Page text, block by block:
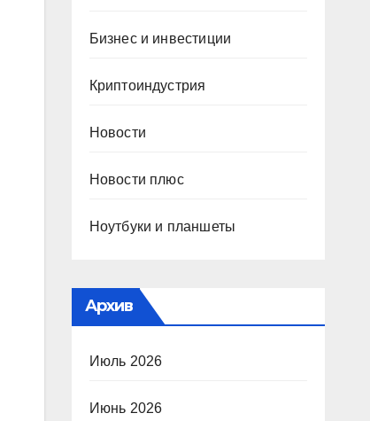
Бизнес и инвестиции
Криптоиндустрия
Новости
Новости плюс
Ноутбуки и планшеты
Архив
Июль 2026
Июнь 2026